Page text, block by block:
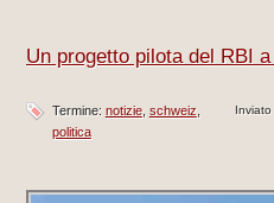
Un progetto pilota del RBI
Termine: notizie schweiz
politica